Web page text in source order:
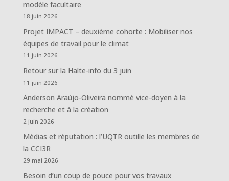
modèle facultaire
18 juin 2026
Projet IMPACT – deuxième cohorte : Mobiliser nos
équipes de travail pour le climat
11 juin 2026
Retour sur la Halte-info du 3 juin
11 juin 2026
Anderson Araújo-Oliveira nommé vice-doyen à la
recherche et à la création
2 juin 2026
Médias et réputation : l’UQTR outille les membres de
la CCI3R
29 mai 2026
Besoin d’un coup de pouce pour vos travaux